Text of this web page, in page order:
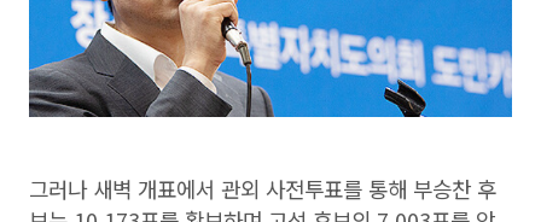
그러나 새벽 개표에서 관외 사전투표를 통해 부승찬 후